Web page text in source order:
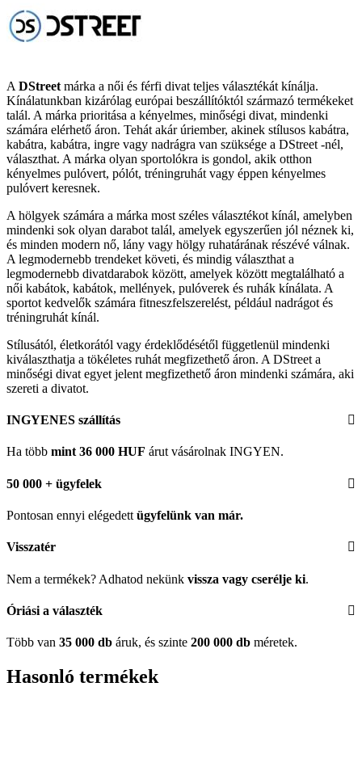
A DStreet márka a női és férfi divat teljes választékát kínálja.
Kínálatunkban kizárólag európai beszállítóktól származó termékeket
talál. A márka prioritása a kényelmes, minőségi divat, mindenki
számára elérhető áron. Tehát akár úriember, akinek stílusos kabátra,
kabátra, kabátra, ingre vagy nadrágra van szüksége a DStreet -nél,
választhat. A márka olyan sportolókra is gondol, akik otthon
kényelmes pulóvert, pólót, tréningruhát vagy éppen kényelmes
pulóvert keresnek.
A hölgyek számára a márka most széles választékot kínál, amelyben
mindenki sok olyan darabot talál, amelyek egyszerűen jól néznek ki,
és minden modern nő, lány vagy hölgy ruhatárának részévé válnak.
A legmodernebb trendeket követi, és mindig választhat a
legmodernebb divatdarabok között, amelyek között megtalálható a
női kabátok, kabátok, mellények, pulóverek és ruhák kínálata. A
sportot kedvelők számára fitneszfelszerelést, például nadrágot és
tréningruhát kínál.
Stílusától, életkorától vagy érdeklődésétől függetlenül mindenki
kiválaszthatja a tökéletes ruhát megfizethető áron. A DStreet a
minőségi divat egyet jelent megfizethető áron mindenki számára, aki
szereti a divatot.
INGYENES szállítás
Ha több mint 36 000 HUF árut vásárolnak INGYEN.
50 000 + ügyfelek
Pontosan ennyi elégedett ügyfelünk van már.
Visszatér
Nem a termékek? Adhatod nekünk vissza vagy cserélje ki.
Óriási a választék
Több van 35 000 db áruk, és szinte 200 000 db méretek.
Hasonló termékek